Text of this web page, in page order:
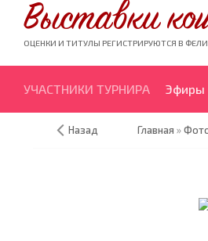
Выставки
ОЦЕНКИ И ТИТУЛЫ РЕГИСТРИРУЮТСЯ В
УЧАСТНИКИ ТУРНИРА Эфиры
Назад Главная »